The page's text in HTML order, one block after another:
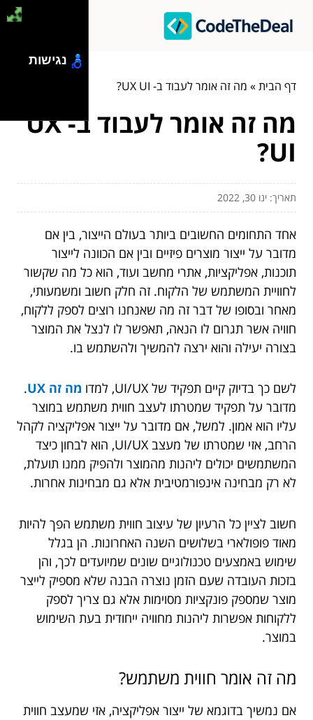
דף הבית» מה זה אומר לעבוד ב- UX UI?
מה זה אומר לעבוד ב- UX
UI?
תאריך: ינו 30, 2022
אחד התחומים החשובים ביותר בעולם הייצור, בין אם
מדובר על ייצור מוצרים פיזיים ובין אם הכוונה לייצור
תוכנות, אפליקציות, אתרי מחשב ועוד, הוא כל מה שקשור
לחוויית המשתמש של הלקוח. זה חלק חשוב ומשמעותי,
מאחר ובסופו של דבר זה מה שאנחנו רוצים לספק ללקוח,
חוויה אשר תגרום לו הנאה, תאפשר לו לנצל את המוצר
בצורה יעילה והוא ירצה להמשיך ולהשתמש בו.
לשם כך בדיוק קיים תפקיד של UI/UX, למדו מה זה UX
.
מדובר על תפקיד שמטרתו לעצב חווית משתמש במוצר
עליו הוא אמון. למשל, אם מדובר על ייצור אפליקציה לקהל
הרחב, אזי שמטרתו של מעצב UI/UX, הוא לבחון כיצד
המשתמשים יכולים ליהנות מהמוצר ולהפיק ממנו תועלת,
לא רק מבחינה אינפורמטיבית אלא גם מבחינות אחרות.
חשוב לציין כל הרעיון של עיצוב חווית משתמש הפך להיות
מאוד פופולארי בשלושים השנה האחרונות. הן בגלל
שימוש באמצעים טכנולוגיים שונים שמיועדים לכך, והן
בזכות העובדה שעם הזמן נוצרה הבנה שלא מספיק לייצר
מוצר שמספק פונקציות מסוימות אלא גם צריך לספק
ללקוחות אפשרות ליהנות מחוויה ייחודית בעת השימוש
במוצר.
מה זה אומר חווית משתמש?
אם נמשיך בדוגמא של ייצור אפליקציה, אזי שמעצב חווית
נגישות